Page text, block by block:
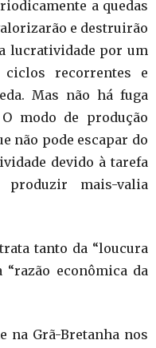
a quedas
e destruirão
lucratividade por um
ciclos recorrentes e
Mas não há fuga
modo de produção
não pode escapar do
devido à tarefa
mais-valia
tanto da “loucura
“razão econômica da
na Grã-Bretanha nos